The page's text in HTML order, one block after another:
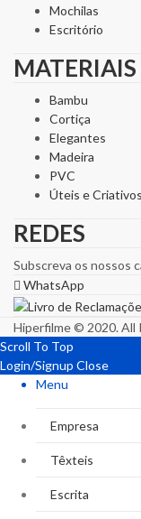
Mochilas
Escritório
MATERIAIS
Bambu
Cortiça
Elegantes
Madeira
PVC
Úteis e Criativos
REDES
Subscreva os nossos
WhatsApp
Hiperfilme © 2020. All
Scroll To Top
Login/Signup Close
Menu
Empresa
Têxteis
Escrita